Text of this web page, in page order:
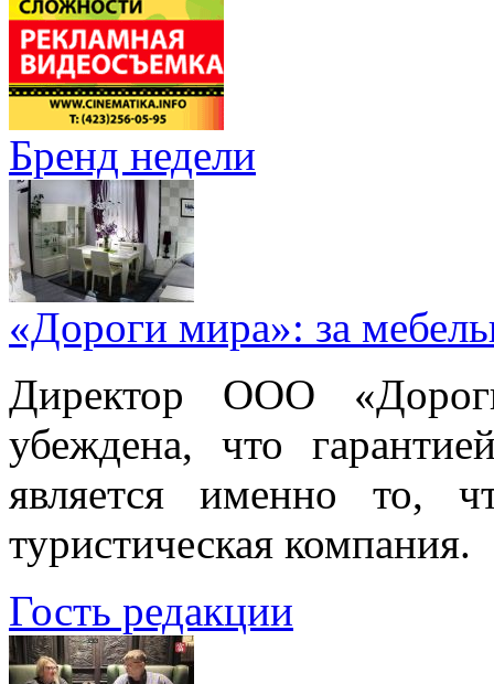
Бренд недели
«Дороги мира»: за
Директор ООО
убеждена, что
является именно то,
туристическая компания.
Гость редакции